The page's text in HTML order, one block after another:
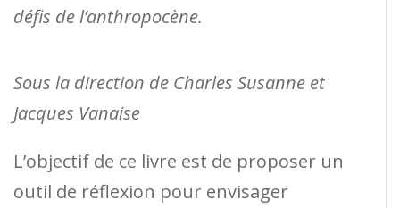
défis de l’anthropocène.
Sous la direction de Charles Susanne et
Jacques Vanaise
L’objectif de ce livre est de proposer un
outil de réflexion pour envisager